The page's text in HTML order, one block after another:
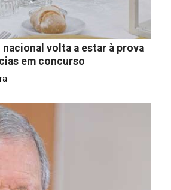
volta a estar à prova
em concurso